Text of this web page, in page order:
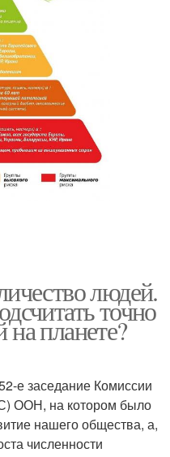
людей.
точно
планете?
е заседание Комиссии
ООН, на котором было
нашего общества, а,
численности